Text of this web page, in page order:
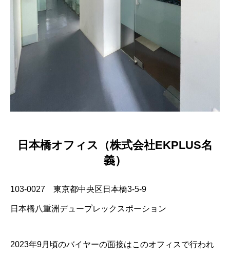
日本橋オフィス（株式会社EKPLUS名
義）
103-0027 東京都中央区日本橋3-5-9
日本橋八重洲デュープレックスポーション
2023年9月頃のバイヤーの面接はこのオフィスで行われ